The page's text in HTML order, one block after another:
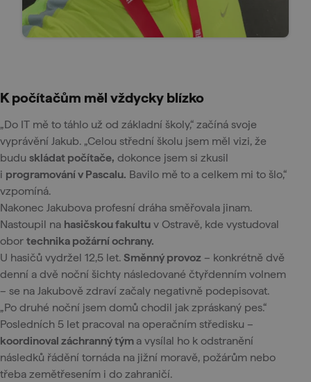
K počítačům měl vždycky blízko
„Do IT mě to táhlo už od základní školy,“ začíná svoje
vyprávění Jakub. „Celou střední školu jsem měl vizi, že
budu skládat počítače, dokonce jsem si zkusil
i programování v Pascalu. Bavilo mě to a celkem mi to šlo,“
vzpomíná.
Nakonec Jakubova profesní dráha směřovala jinam.
Nastoupil na hasičskou fakultu v Ostravě, kde vystudoval
obor technika požární ochrany.
U hasičů vydržel 12,5 let. Směnný provoz – konkrétně dvě
denní a dvě noční šichty následované čtyřdenním volnem
– se na Jakubově zdraví začaly negativně podepisovat.
„Po druhé noční jsem domů chodil jak zpráskaný pes.“
Posledních 5 let pracoval na operačním středisku –
koordinoval záchranný tým a vysílal ho k odstranění
následků řádění tornáda na jižní moravě, požárům nebo
třeba zemětřesením i do zahraničí.